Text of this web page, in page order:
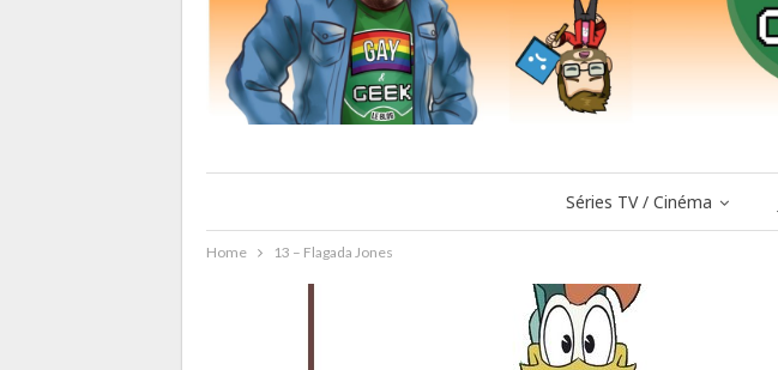
Séries TV / Cinéma
Home 13 – Flagada Jones